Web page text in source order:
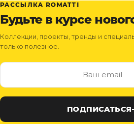
РАССЫЛКА ROMATTI
Будьте в курсе
Коллекции, проекты, тренды и
только полезное.
ПОДПИСАТЬСЯ